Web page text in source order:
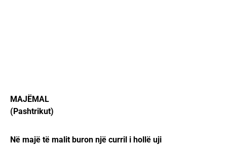
MAJËMAL
(Pashtrikut)
Në majë të malit buron një curril i hollë uji